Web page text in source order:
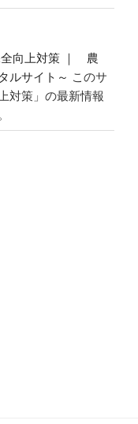
全向上対策 ｜ 農
ルサイト～ このサ
対策」の最新情報